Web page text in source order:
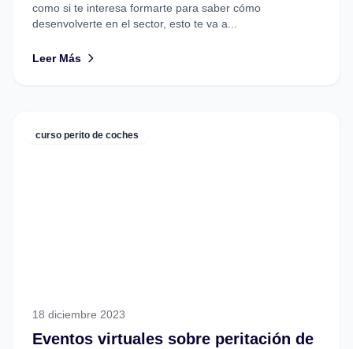
como si te interesa formarte para saber cómo
desenvolverte en el sector, esto te va a...
Leer Más
curso perito de coches
18 diciembre 2023
Eventos virtuales sobre peritación de